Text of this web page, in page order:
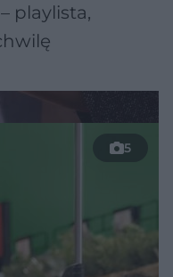
playlista,
5